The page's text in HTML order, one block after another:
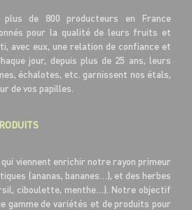
plus de 800 producteurs en France
pour la qualité de leurs fruits et
avec eux, une relation de confiance et
jour, depuis plus de 25 ans, leurs
échalotes, etc. garnissent nos étals,
de vos papilles.
viennent enrichir notre rayon primeur
(ananas, bananes…), et des herbes
ciboulette, menthe…). Notre objectif
gamme de variétés et de produits pour